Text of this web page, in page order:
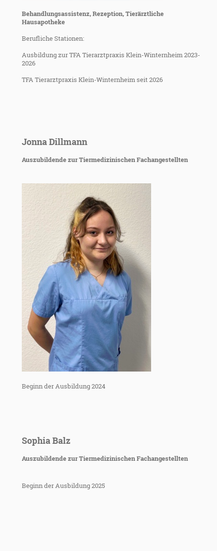
Behandlungsassistenz, Rezeption, Tierärztliche
Hausapotheke
Berufliche Stationen:
Ausbildung zur TFA Tierarztpraxis Klein-Winternheim 2023-
2026
TFA Tierarztpraxis Klein-Winternheim seit 2026
Jonna Dillmann
Auszubildende zur Tiermedizinischen Fachangestellten
Beginn der Ausbildung 2024
Sophia Balz
Auszubildende zur Tiermedizinischen Fachangestellten
Beginn der Ausbildung 2025